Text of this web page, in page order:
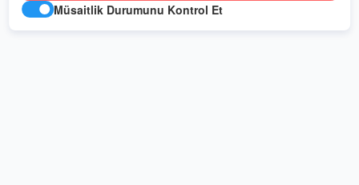
Müsaitlik Durumunu Kontrol Et